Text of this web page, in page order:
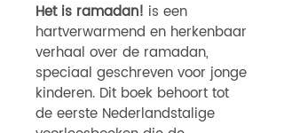
Het is ramadan! is een
hartverwarmend en herkenbaar
verhaal over de ramadan,
speciaal geschreven voor jonge
kinderen. Dit boek behoort tot
de eerste Nederlandstalige